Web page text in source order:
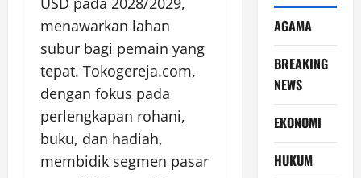
menawarkan lahan
subur bagi pemain yang
tepat. Tokogereja.com,
dengan fokus pada
perlengkapan rohani,
buku, dan hadiah,
membidik segmen pasar
AGAMA
BREAKING
NEWS
EKONOMI
HUKUM